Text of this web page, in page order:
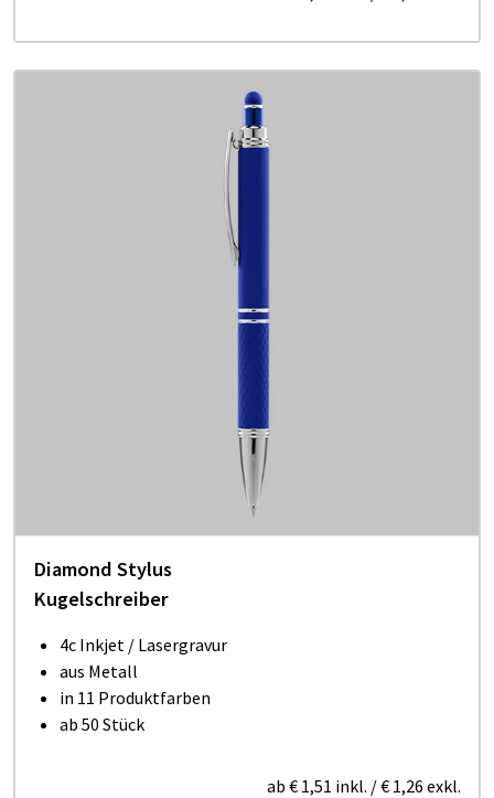
Diamond Stylus
Kugelschreiber
4c Inkjet / Lasergravur
aus Metall
in 11 Produktfarben
ab 50 Stück
ab € 1,51 inkl. /€ 1,26 exkl.